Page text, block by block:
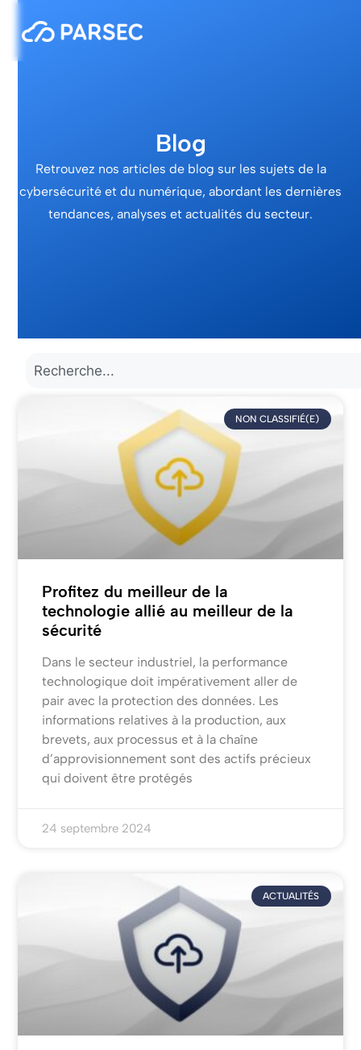
Blog
Retrouvez nos articles de blog sur les sujets de la
cybersécurité et du numérique, abordant les dernières
tendances, analyses et actualités du secteur.
NON CLASSIFIÉ(E)
Profitez du meilleur de la
technologie allié au meilleur de la
sécurité
Dans le secteur industriel, la performance
technologique doit impérativement aller de
pair avec la protection des données. Les
informations relatives à la production, aux
brevets, aux processus et à la chaîne
d’approvisionnement sont des actifs précieux
qui doivent être protégés
24 septembre 2024
ACTUALITÉS